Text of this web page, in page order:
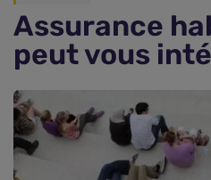
Assurance
peut vous